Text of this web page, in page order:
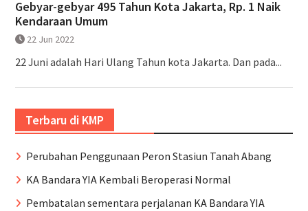
Gebyar-gebyar 495 Tahun Kota Jakarta, Rp. 1 Naik
Kendaraan Umum
22 Jun 2022
22 Juni adalah Hari Ulang Tahun kota Jakarta. Dan pada...
Terbaru di KMP
Perubahan Penggunaan Peron Stasiun Tanah Abang
KA Bandara YIA Kembali Beroperasi Normal
Pembatalan sementara perjalanan KA Bandara YIA